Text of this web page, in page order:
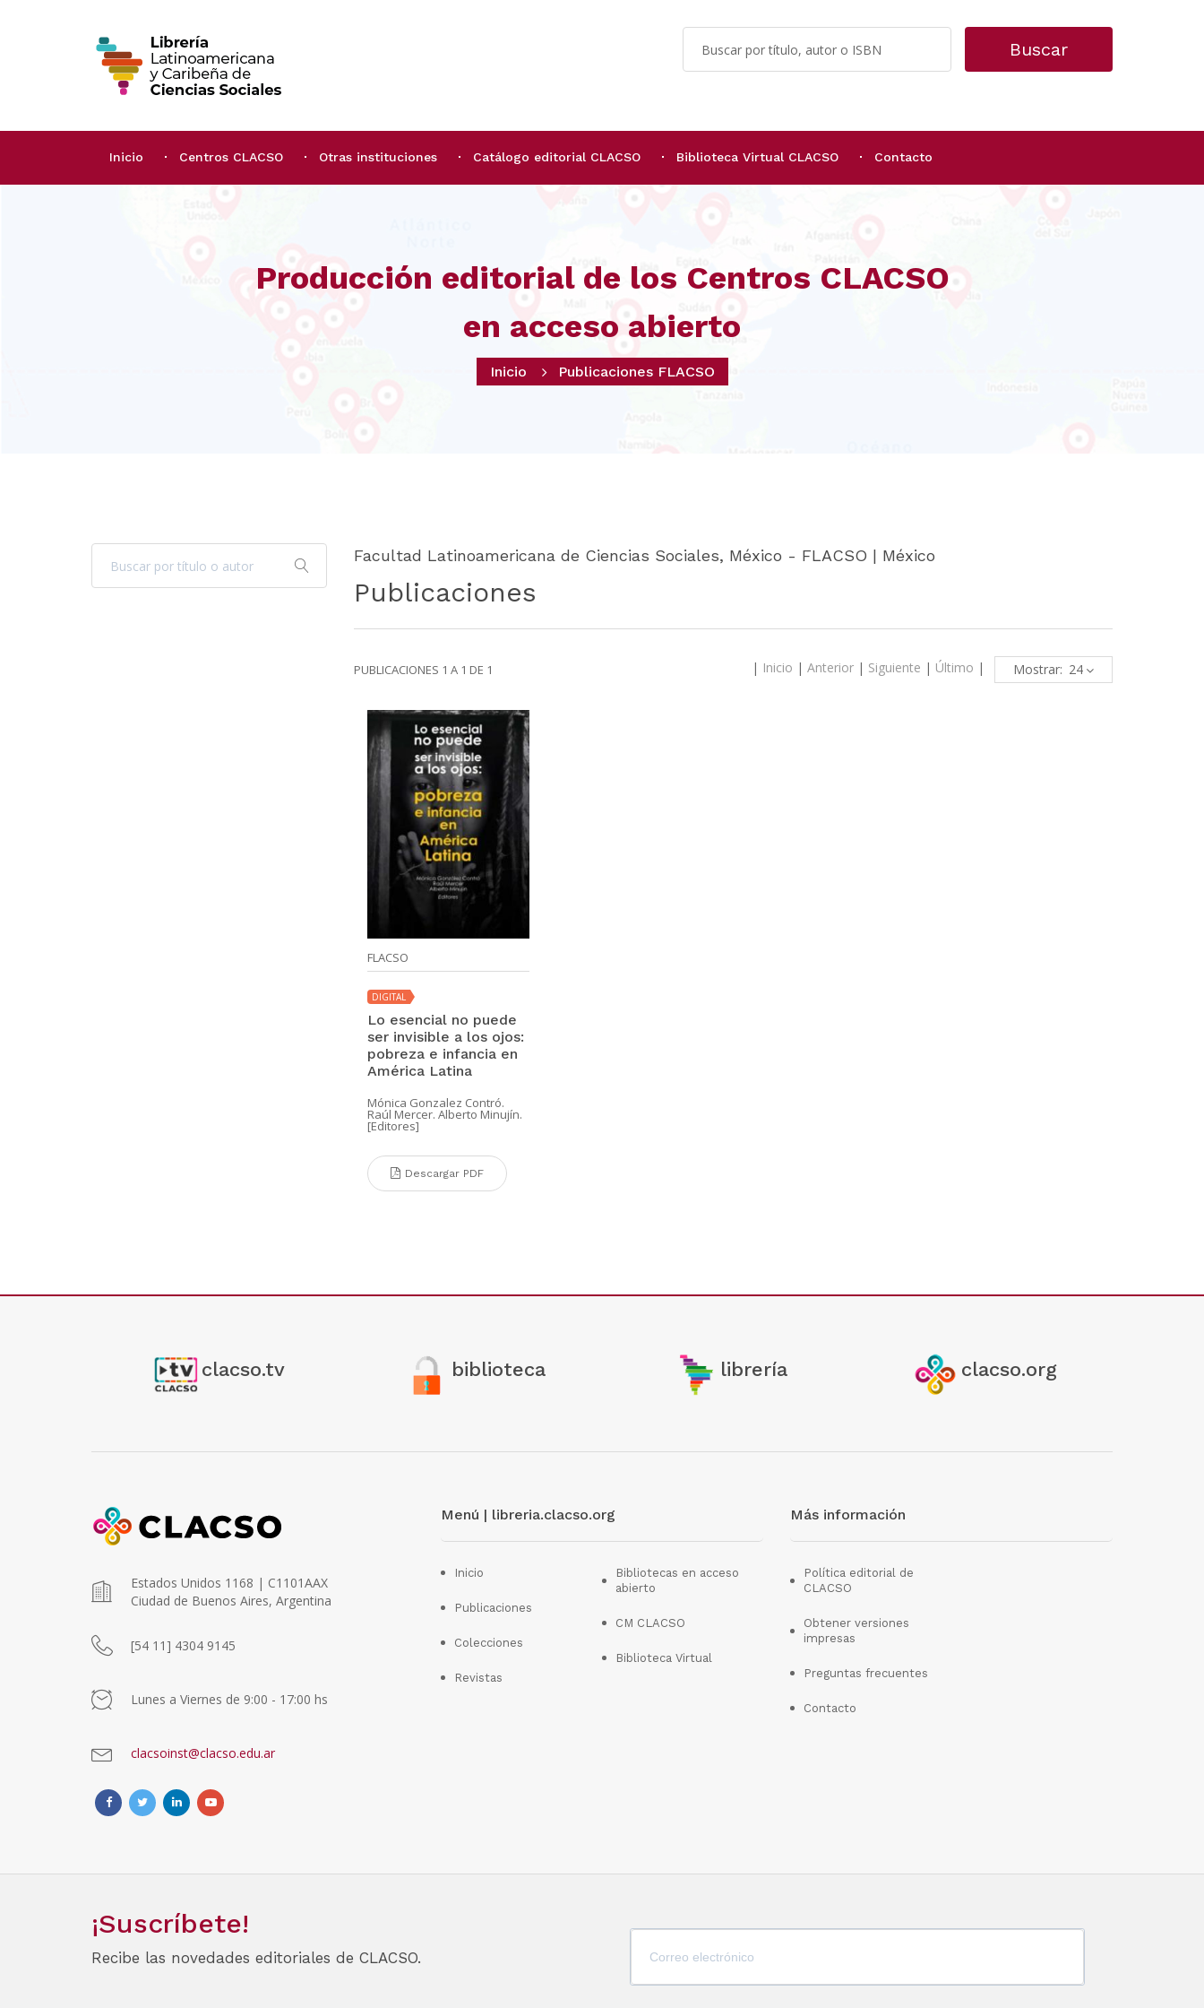
Buscar
Inicio Centros CLACSO Otras instituciones Catálogo editorial CLACSO Biblioteca Virtual CLACSO Contacto
Producción editorial de los Centros CLACSO
en acceso abierto
Inicio Publicaciones FLACSO
Facultad Latinoamericana de Ciencias Sociales, México - FLACSO | México
Publicaciones
PUBLICACIONES 1 A 1 DE 1 | Inicio | Anterior | Siguiente | Último | Mostrar:
FLACSO
DIGITAL
Lo esencial no puede
ser invisible a los ojos:
pobreza e infancia en
América Latina
Mónica Gonzalez Contró.
Raúl Mercer. Alberto Minujín.
[Editores]
Descargar PDF
clacso.tv biblioteca librería clacso.org
Estados Unidos 1168 | C1101AAX
Ciudad de Buenos Aires, Argentina
[54 11] 4304 9145
Lunes a Viernes de 9:00 - 17:00 hs
clacsoinst@clacso.edu.ar
Menú | libreria.clacso.org
Inicio
Publicaciones
Colecciones
Revistas
Bibliotecas en acceso
abierto
CM CLACSO
Biblioteca Virtual
Más información
Política editorial de
CLACSO
Obtener versiones
impresas
Preguntas frecuentes
Contacto
¡Suscríbete!
Recibe las novedades editoriales de CLACSO.